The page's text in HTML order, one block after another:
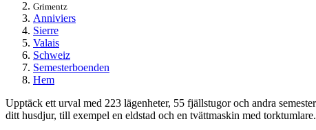
Grimentz
Anniviers
Sierre
Valais
Schweiz
Semesterboenden
Hem
Upptäck ett urval med 223 lägenheter, 55 fjällstugor och andra
ditt husdjur, till exempel en eldstad och en tvättmaskin med